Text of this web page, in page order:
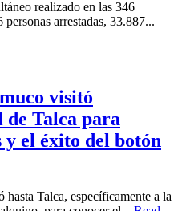
realizado en las 346
arrestadas, 33.887...
visitó
Talca para
y el éxito del botón
Talca, específicamente a la